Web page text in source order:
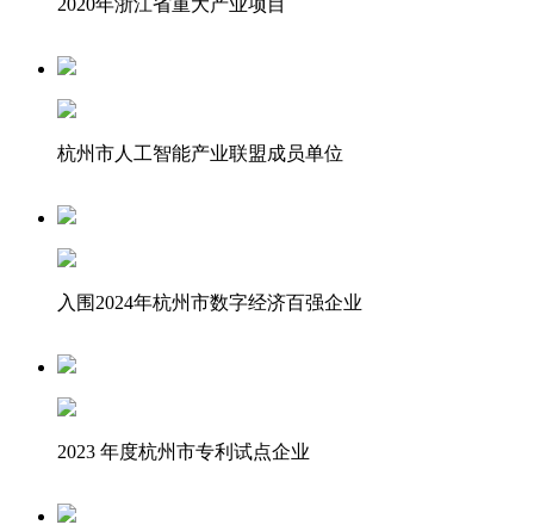
2020年浙江省重大产业项目
杭州市人工智能产业联盟成员单位
入围2024年杭州市数字经济百强企业
2023 年度杭州市专利试点企业